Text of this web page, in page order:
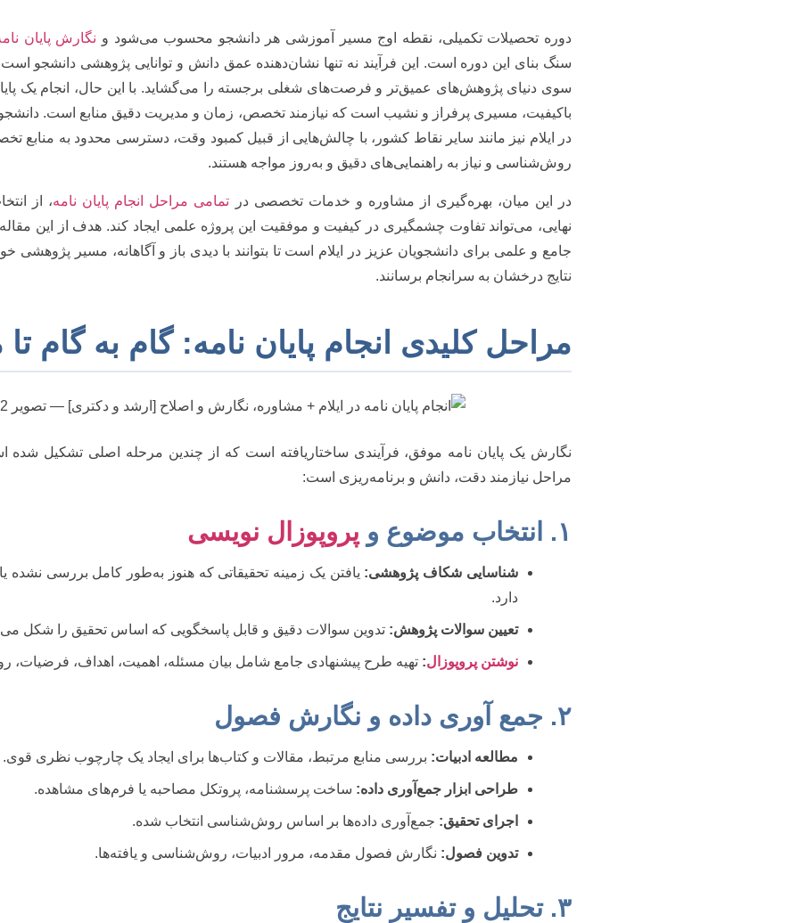
دوره تحصیلات تکمیلی، نقطه اوج مسیر آموزشی هر دانشجو محسوب می‌شود و نگارش پایان
سنگ بنای این دوره است. این فرآیند نه تنها نشان‌دهنده عمق دانش و توانایی پژوهشی دانشجو
سوی دنیای پژوهش‌های عمیق‌تر و فرصت‌های شغلی برجسته را می‌گشاید. با این حال، انجام یک پایان
باکیفیت، مسیری پرفراز و نشیب است که نیازمند تخصص، زمان و مدیریت دقیق منابع است.
در ایلام نیز مانند سایر نقاط کشور، با چالش‌هایی از قبیل کمبود وقت، دسترسی محدود به منابع
روش‌شناسی و نیاز به راهنمایی‌های دقیق و به‌روز مواجه هستند.
در این میان، بهره‌گیری از مشاوره و خدمات تخصصی در تمامی مراحل انجام پایان نامه، از
نهایی، می‌تواند تفاوت چشمگیری در کیفیت و موفقیت این پروژه علمی ایجاد کند. هدف از این
جامع و علمی برای دانشجویان عزیز در ایلام است تا بتوانند با دیدی باز و آگاهانه، مسیر پژوهشی
نتایج درخشان به سرانجام برسانند.
مراحل کلیدی انجام پایان نامه: گام به گام
نگارش یک پایان نامه موفق، فرآیندی ساختاریافته است که از چندین مرحله اصلی تشکیل شده
مراحل نیازمند دقت، دانش و برنامه‌ریزی است:
۱. انتخاب موضوع و پروپوزال نویسی
شناسایی شکاف پژوهشی: یافتن یک زمینه تحقیقاتی که هنوز به‌طور کامل بررسی نشده یا
دارد.
تعیین سوالات پژوهش: تدوین سوالات دقیق و قابل پاسخگویی که اساس تحقیق را شکل
نوشتن پروپوزال: تهیه طرح پیشنهادی جامع شامل بیان مسئله، اهمیت، اهداف، فرضیات،
۲. جمع آوری داده و نگارش فصول
مطالعه ادبیات: بررسی منابع مرتبط، مقالات و کتاب‌ها برای ایجاد یک چارچوب نظری قوی.
طراحی ابزار جمع‌آوری داده: ساخت پرسشنامه، پروتکل مصاحبه یا فرم‌های مشاهده.
اجرای تحقیق: جمع‌آوری داده‌ها بر اساس روش‌شناسی انتخاب شده.
تدوین فصول: نگارش فصول مقدمه، مرور ادبیات، روش‌شناسی و یافته‌ها.
۳. تحلیل و تفسیر نتایج